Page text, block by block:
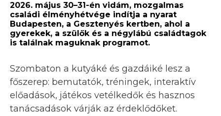
2026. május 30–31-én vidám, mozgalmas
családi élményhétvége indítja a nyarat
Budapesten, a Gesztenyés kertben, ahol a
gyerekek, a szülők és a négylábú családtagok
is találnak maguknak programot.
Szombaton a kutyáké és gazdáiké lesz a
főszerep: bemutatók, tréningek, interaktív
előadások, játékos vetélkedők és hasznos
tanácsadások várják az érdeklődőket.